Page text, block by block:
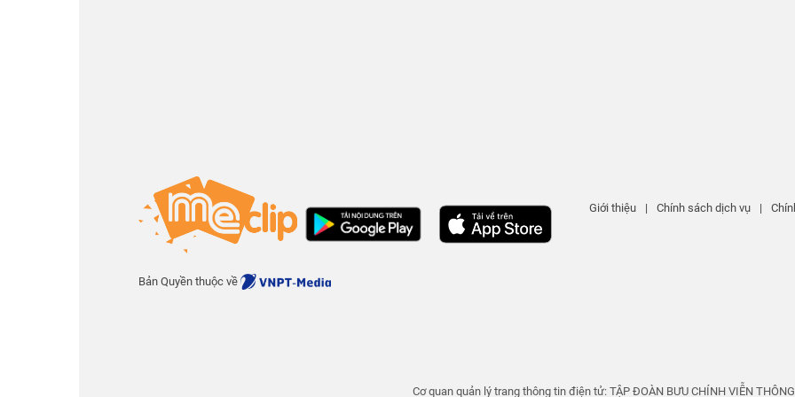
Giới thiệu | Chính sách dịch vụ |
Bản Quyền thuộc về
Cơ quan quản lý trang thông tin điện tử: TẬP ĐOÀN BƯU CHÍNH VIỄN